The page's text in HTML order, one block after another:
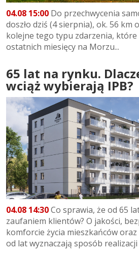
04.08 15:00 Do przechwycenia
doszło dziś (4 sierpnia), ok. 56 km
kolejne tego typu zdarzenia, które
ostatnich miesięcy na Morzu...
65 lat na rynku.
wciąż wybierają IPB?
04.08 14:30Co sprawia, że od 65
zaufaniem klientów? O jakości,
komforcie życia mieszkańców
od lat wyznaczają sposób realizacji